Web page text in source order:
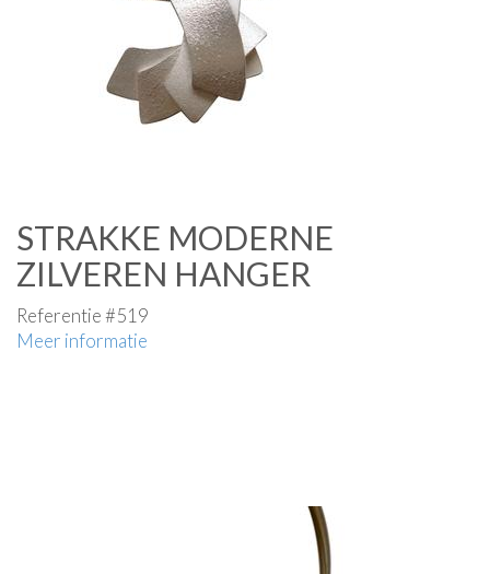
STRAKKE MODERNE
ZILVEREN HANGER
Referentie #519
Meer informatie